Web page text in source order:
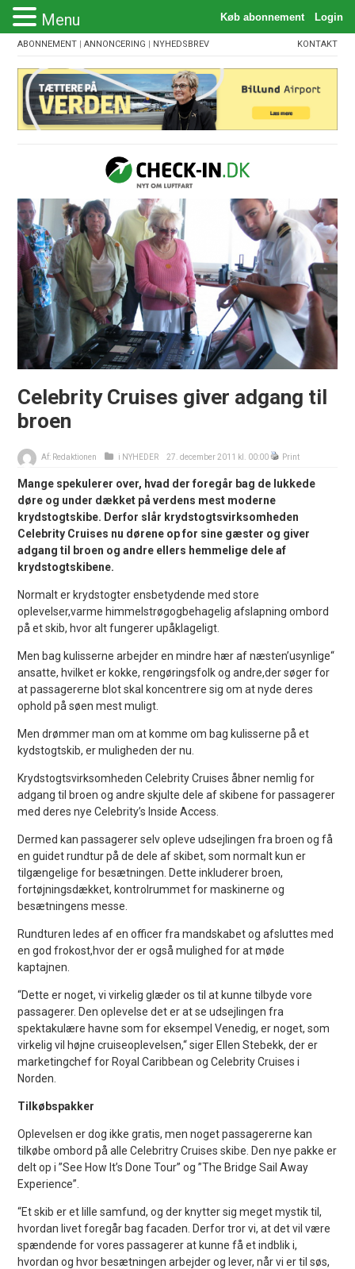
ABONNEMENT |ANNONCERING | NYHEDSBREV KONTAKT
Celebrity Cruises giver adgang til
broen
Af: Redaktionen i NYHEDER 27. december 2011 kl. 00:00 Print
Mange spekulerer over, hvad der foregår bag de lukkede
døre og under dækket på verdens mest moderne
krydstogtskibe. Derfor slår krydstogtsvirksomheden
Celebrity Cruises nu dørene op for sine gæster og giver
adgang til broen og andre ellers hemmelige dele af
krydstogtskibene.
Normalt er krydstogter ensbetydende med store
oplevelser,varme himmelstrøgogbehagelig afslapning ombord
på et skib, hvor alt fungerer upåklageligt.
Men bag kulisserne arbejder en mindre hær af næsten’usynlige“
ansatte, hvilket er kokke, rengøringsfolk og andre,der søger for
at passagererne blot skal koncentrere sig om at nyde deres
ophold på søen mest muligt.
Men drømmer man om at komme om bag kulisserne på et
kydstogtskib, er muligheden der nu.
Krydstogtsvirksomheden Celebrity Cruises åbner nemlig for
adgang til broen og andre skjulte dele af skibene for passagerer
med deres nye Celebrity’s Inside Access.
Dermed kan passagerer selv opleve udsejlingen fra broen og få
en guidet rundtur på de dele af skibet, som normalt kun er
tilgængelige for besætningen. Dette inkluderer broen,
fortøjningsdækket, kontrolrummet for maskinerne og
besætningens messe.
Rundturen ledes af en officer fra mandskabet og afsluttes med
en god frokost,hvor der er også mulighed for at møde
kaptajnen.
“Dette er noget, vi virkelig glæder os til at kunne tilbyde vore
passagerer. Den oplevelse det er at se udsejlingen fra
spektakulære havne som for eksempel Venedig, er noget, som
virkelig vil højne cruiseoplevelsen,“ siger Ellen Stebekk, der er
marketingchef for Royal Caribbean og Celebrity Cruises i
Norden.
Tilkøbspakker
Oplevelsen er dog ikke gratis, men noget passagererne kan
tilkøbe ombord på alle Celebritry Cruises skibe. Den nye pakke er
delt op i ”See How It’s Done Tour” og ”The Bridge Sail Away
Experience”.
“Et skib er et lille samfund, og der knytter sig meget mystik til,
hvordan livet foregår bag facaden. Derfor tror vi, at det vil være
spændende for vores passagerer at kunne få et indblik i,
hvordan og hvor besætningen arbejder og lever, når vi er til søs,
Menu